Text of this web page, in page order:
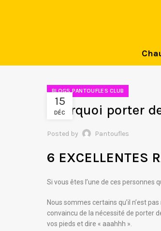
BLOGS PANTOUFLES CLUB
Pourquoi porter
Posted by Pantoufles
15
DÉC
6 EXCELLENTES
Si vous êtes l’une de ces
Nous sommes certains qu’il n’est
convaincu de la nécessité de porter
vos pieds et dire « aaahhh ».